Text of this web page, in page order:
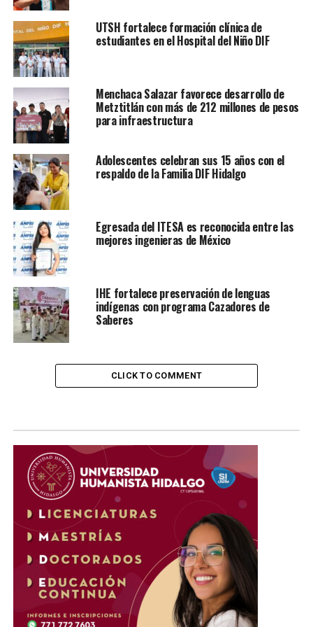
UTSH fortalece formación clínica de
estudiantes en el Hospital del Niño DIF
Menchaca Salazar favorece desarrollo de
Metztitlán con más de 212 millones de pesos
para infraestructura
Adolescentes celebran sus 15 años con el
respaldo de la Familia DIF Hidalgo
Egresada del ITESA es reconocida entre las
mejores ingenieras de México
IHE fortalece preservación de lenguas
indígenas con programa Cazadores de
Saberes
CLICK TO COMMENT